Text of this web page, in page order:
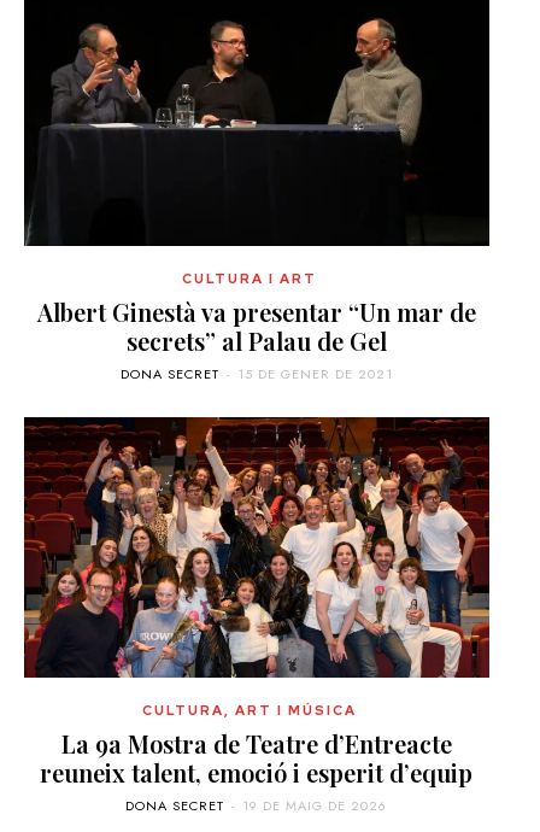
CULTURA I ART
Albert Ginestà va presentar “Un mar de
secrets” al Palau de Gel
DONA SECRET - 15 DE GENER DE 2021
CULTURA, ART I MÚSICA
La 9a Mostra de Teatre d’Entreacte
reuneix talent, emoció i esperit d’equip
DONA SECRET - 19 DE MAIG DE 2026